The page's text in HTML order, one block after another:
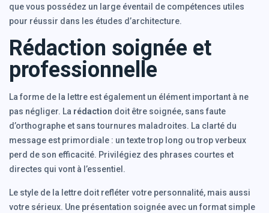
que vous possédez un large éventail de compétences utiles
pour réussir dans les études d’architecture.
Rédaction soignée et
professionnelle
La forme de la lettre est également un élément important à ne
pas négliger. La rédaction doit être soignée, sans faute
d’orthographe et sans tournures maladroites. La clarté du
message est primordiale : un texte trop long ou trop verbeux
perd de son efficacité. Privilégiez des phrases courtes et
directes qui vont à l’essentiel.
Le style de la lettre doit refléter votre personnalité, mais aussi
votre sérieux. Une présentation soignée avec un format simple